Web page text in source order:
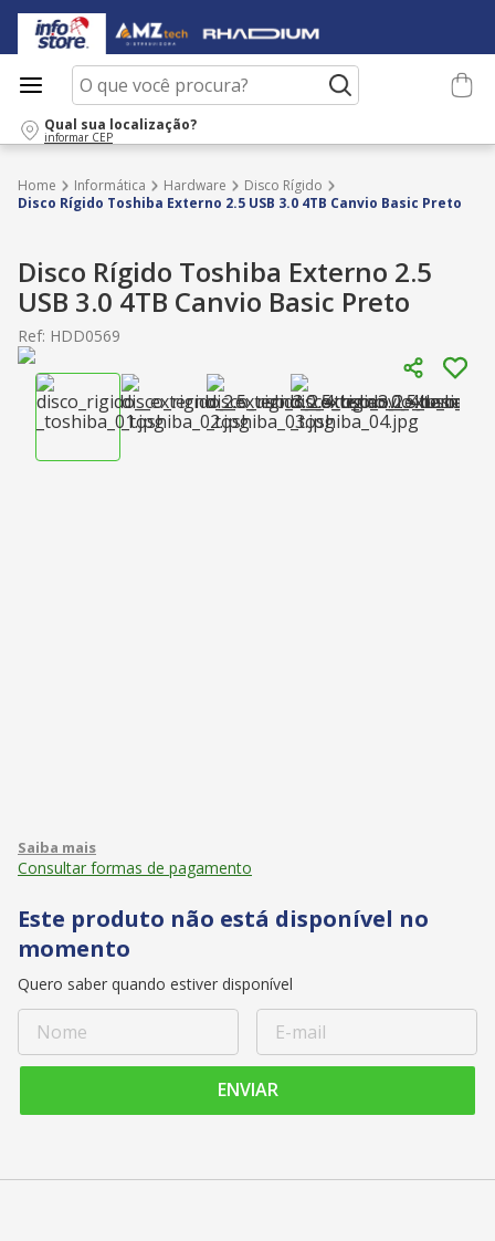
O que você procura?
Qual sua localização?
informar CEP
Informática Hardware
Disco Rígido
Disco Rígido Toshiba Externo 2.5 USB 3.0 4TB Canvio Basic Preto
Disco Rígido Toshiba Externo 2.5
USB 3.0 4TB Canvio Basic Preto
Ref: HDD0569
Consultar formas de pagamento
Este produto não está disponível no
momento
Quero saber quando estiver disponível
ENVIAR